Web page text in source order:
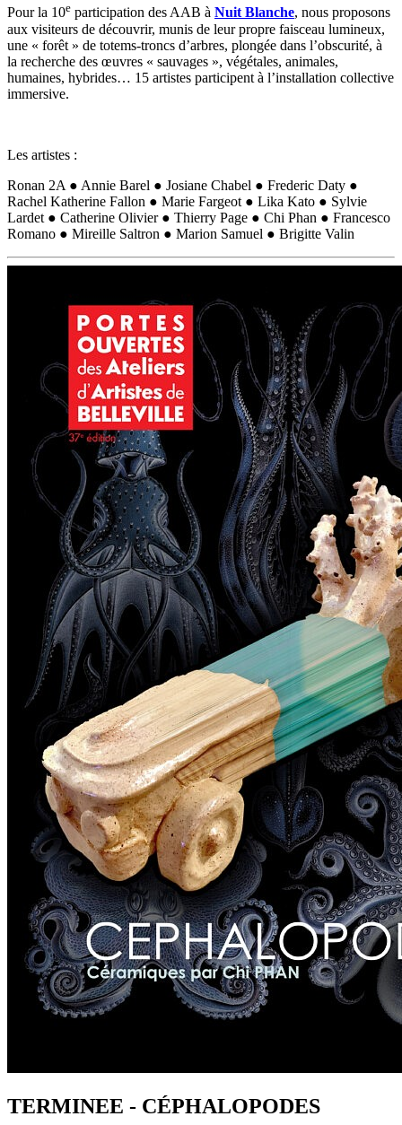
Pour la 10e participation des AAB à Nuit Blanche, nous proposons
aux visiteurs de découvrir, munis de leur propre faisceau lumineux,
une « forêt » de totems-troncs d’arbres, plongée dans l’obscurité, à
la recherche des œuvres « sauvages », végétales, animales,
humaines, hybrides… 15 artistes participent à l’installation collective
immersive.
Les artistes :
Ronan 2A ● Annie Barel ● Josiane Chabel ● Frederic Daty ●
Rachel Katherine Fallon ● Marie Fargeot ● Lika Kato ● Sylvie
Lardet ● Catherine Olivier ● Thierry Page ● Chi Phan ● Francesco
Romano ● Mireille Saltron ● Marion Samuel ● Brigitte Valin
TERMINEE - CÉPHALOPODES